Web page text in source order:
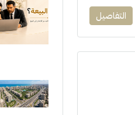
التفاصيل